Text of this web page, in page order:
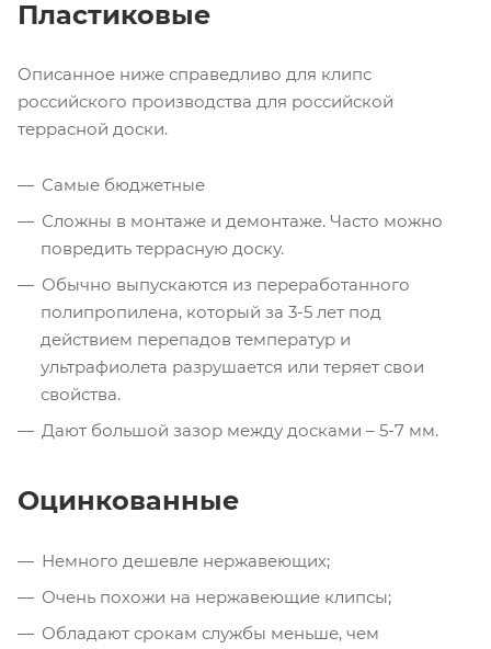
Пластиковые
Описанное ниже справедливо для клипс
российского производства для российской
террасной доски.
Самые бюджетные
Сложны в монтаже и демонтаже. Часто можно
повредить террасную доску.
Обычно выпускаются из переработанного
полипропилена, который за 3-5 лет под
действием перепадов температур и
ультрафиолета разрушается или теряет свои
свойства.
Дают большой зазор между досками – 5-7 мм.
Оцинкованные
Немного дешевле нержавеющих;
Очень похожи на нержавеющие клипсы;
Обладают срокам службы меньше, чем